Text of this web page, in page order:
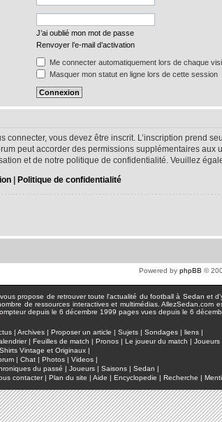
J’ai oublié mon mot de passe
Renvoyer l’e-mail d’activation
Me connecter automatiquement lors de chaque
Masquer mon statut en ligne lors de cette session
connecter, vous devez être inscrit. L’inscription prend
peut accorder des permissions supplémentaires
et de notre politique de confidentialité. Veuillez
| Politique de confidentialité
Powered by phpBB ©
propose de retrouver toute l'actualité du football à Sedan et
de ressources interactives et multimédias.
pages vues depuis le 6
| Archives | Proposer un article | Sujets | Sondages | liens |
| Feuilles de match | Pronos | Le joueur du match | Joueurs
Vintage et Originaux |
| Chat | Photos | Videos |
du passé | Joueurs | Saisons | Sedan |
contacter| Plan du site | Aide | Encyclopedie | Recherche |